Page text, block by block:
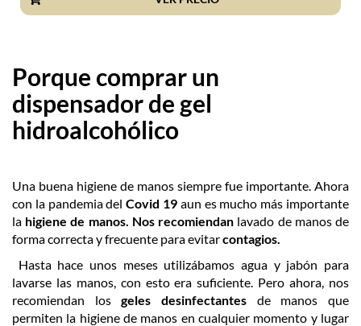
Porque comprar un
dispensador de gel
hidroalcohólico
Una buena higiene de manos siempre fue importante. Ahora
con la pandemia delCovid 19 aun es mucho más importante
la higiene de manos. Nos recomiendan lavado de manos de
forma correcta y frecuente para evitarcontagios.
Hasta hace unos meses utilizábamos agua y jabón para
lavarse las manos, con esto era suficiente. Pero ahora, nos
recomiendan losgeles desinfectantes de manos que
permiten la higiene de manos en cualquier momento y lugar